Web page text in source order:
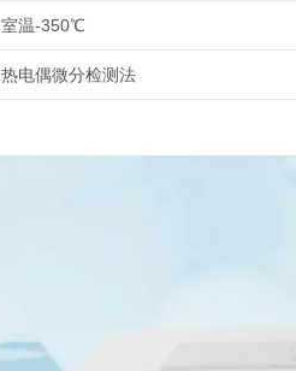
室温-350℃
热电偶微分检测法